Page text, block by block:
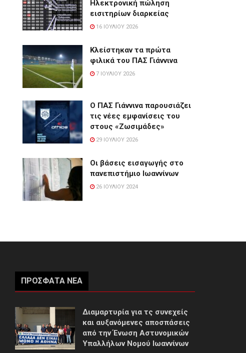
Hλεκτρονική πώληση
εισιτηρίων διαρκείας
16 ΙΟΥΛΊΟΥ 2026
Κλείστηκαν τα πρώτα
φιλικά του ΠΑΣ Γιάννινα
7 ΙΟΥΛΊΟΥ 2026
Ο ΠΑΣ Γιάννινα παρουσιάζει
τις νέες εμφανίσεις του
στους «Ζωσιμάδες»
29 ΙΟΥΛΊΟΥ 2026
Οι βάσεις εισαγωγής στο
πανεπιστήμιο Ιωαννίνων
26 ΙΟΥΛΊΟΥ 2024
ΠΡΌΣΦΑΤΑ ΝΈΑ
Διαμαρτυρία για τς συνεχείς
και αυξανόμενες αποσπάσεις
από την Ένωση Αστυνομικών
Υπαλλήλων Νομού Ιωαννίνων